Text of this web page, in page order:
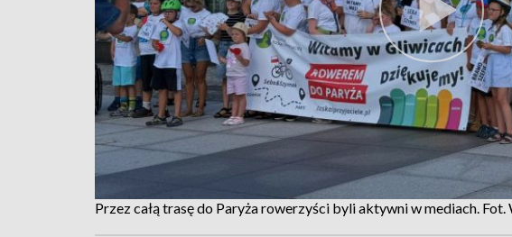
Przez całą trasę do Paryża rowerzyści byli aktywni w mediach.